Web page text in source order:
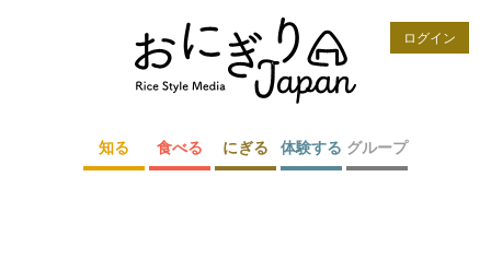
ログイン
知る 食べる にぎる 体験する グループ